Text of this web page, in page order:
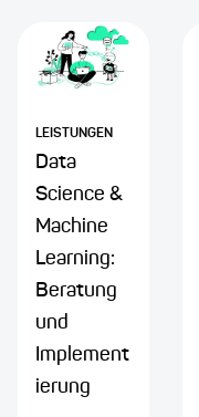
LEISTUNGEN
Data
Science &
Machine
Learning:
Beratung
und
Implement
ierung